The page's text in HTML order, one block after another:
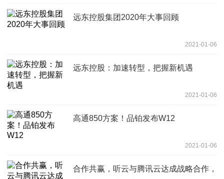
远东控股集团2020年大事回顾
2021-01-06
远东控股：加速转型，把握新机遇
2021-01-06
高通850方案！品铂发布W12
2021-01-06
合作共赢，听云与腾讯云达成战略合作，